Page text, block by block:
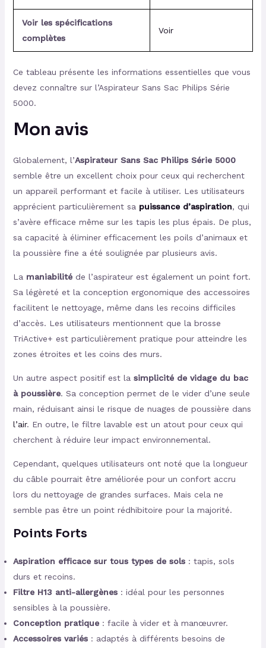
Voir les spécifications
complètes
Voir
Ce tableau présente les informations essentielles que vous
devez connaître sur l’Aspirateur Sans Sac Philips Série
5000.
Mon avis
Globalement, l’Aspirateur Sans Sac Philips Série 5000
semble être un excellent choix pour ceux qui recherchent
un appareil performant et facile à utiliser. Les utilisateurs
apprécient particulièrement sa puissance d’aspiration, qui
s’avère efficace même sur les tapis les plus épais. De plus,
sa capacité à éliminer efficacement les poils d’animaux et
la poussière fine a été soulignée par plusieurs avis.
La maniabilitéde l’aspirateur est également un point fort.
Sa légèreté et la conception ergonomique des accessoires
facilitent le nettoyage, même dans les recoins difficiles
d’accès. Les utilisateurs mentionnent que la brosse
TriActive+ est particulièrement pratique pour atteindre les
zones étroites et les coins des murs.
Un autre aspect positif est la simplicité de vidage du bac
à poussière. Sa conception permet de le vider d’une seule
main, réduisant ainsi le risque de nuages de poussière dans
l’air. En outre, le filtre lavable est un atout pour ceux qui
cherchent à réduire leur impact environnemental.
Cependant, quelques utilisateurs ont noté que la longueur
du câble pourrait être améliorée pour un confort accru
lors du nettoyage de grandes surfaces. Mais cela ne
semble pas être un point rédhibitoire pour la majorité.
Points Forts
Aspiration efficace sur tous types de sols: tapis, sols
durs et recoins.
Filtre H13 anti-allergènes: idéal pour les personnes
sensibles à la poussière.
Conception pratique: facile à vider et à manœuvrer.
Accessoires variés: adaptés à différents besoins de